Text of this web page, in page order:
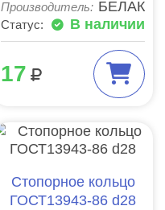
Производитель: БЕЛАК
Статус: В наличии
17
Стопорное кольцо
ГОСТ13943-86 d28